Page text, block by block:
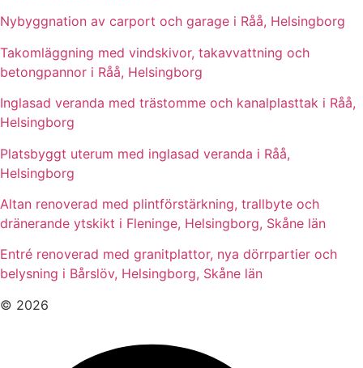
Nybyggnation av carport och garage i Råå, Helsingborg
Takomläggning med vindskivor, takavvattning och
betongpannor i Råå, Helsingborg
Inglasad veranda med trästomme och kanalplasttak i Råå,
Helsingborg
Platsbyggt uterum med inglasad veranda i Råå,
Helsingborg
Altan renoverad med plintförstärkning, trallbyte och
dränerande ytskikt i Fleninge, Helsingborg, Skåne län
Entré renoverad med granitplattor, nya dörrpartier och
belysning i Bårslöv, Helsingborg, Skåne län
© 2026